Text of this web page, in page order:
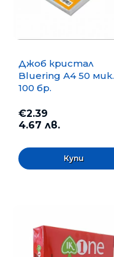
Джоб кристал
Bluering А4 50 мик.
100 бр.
€2.39
4.67 лв.